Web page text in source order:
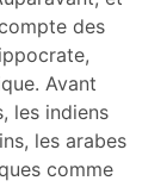
des
Avant
les indiens
les arabes
comme